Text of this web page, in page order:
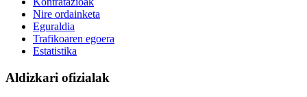
Nire ordainketa
Eguraldia
Trafikoaren egoera
Estatistika
Aldizkari ofizialak